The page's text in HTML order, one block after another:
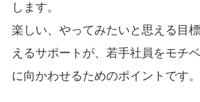
します。
楽しい、やってみたいと思える目
えるサポートが、若手社員をモチ
に向かわせるためのポイントです。